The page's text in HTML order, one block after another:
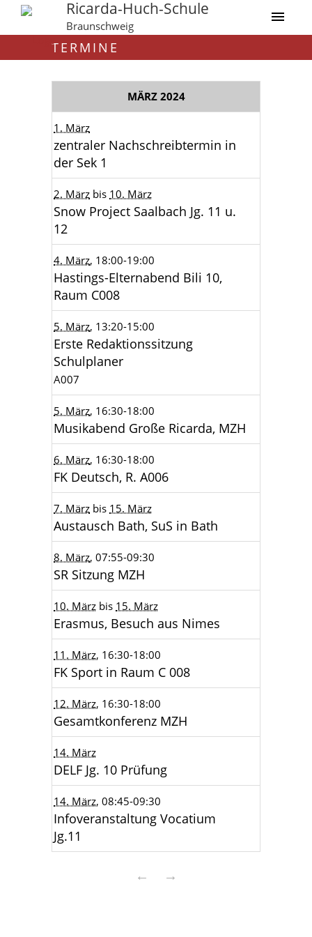
Ricarda-Huch-Schule
Braunschweig
TERMINE
MÄRZ 2024
1. März
zentraler Nachschreibtermin in
der Sek 1
2. März bis 10. März
Snow Project Saalbach Jg. 11 u.
12
4. März, 18:00-19:00
Hastings-Elternabend Bili 10,
Raum C008
5. März, 13:20-15:00
Erste Redaktionssitzung
Schulplaner
A007
5. März, 16:30-18:00
Musikabend Große Ricarda, MZH
6. März, 16:30-18:00
FK Deutsch, R. A006
7. März bis 15. März
Austausch Bath, SuS in Bath
8. März, 07:55-09:30
SR Sitzung MZH
10. März bis 15. März
Erasmus, Besuch aus Nimes
11. März, 16:30-18:00
FK Sport in Raum C 008
12. März, 16:30-18:00
Gesamtkonferenz MZH
14. März
DELF Jg. 10 Prüfung
14. März, 08:45-09:30
Infoveranstaltung Vocatium
Jg.11
← →